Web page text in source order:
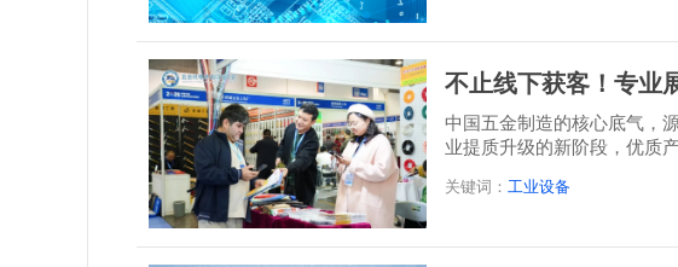
不止线下获客！专业
中国五金制造的核心底气，
业提质升级的新阶段，优质
关键词： 工业设备